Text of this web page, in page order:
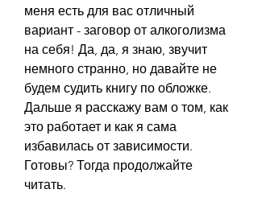
меня есть для вас отличный
вариант - заговор от алкоголизма
на себя! Да, да, я знаю, звучит
немного странно, но давайте не
будем судить книгу по обложке.
Дальше я расскажу вам о том, как
это работает и как я сама
избавилась от зависимости.
Готовы? Тогда продолжайте
читать.